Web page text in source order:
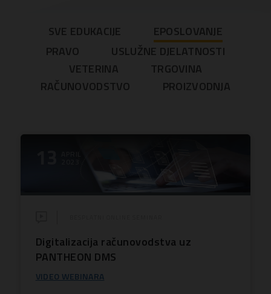
SVE EDUKACIJE
EPOSLOVANJE
PRAVO
USLUŽNE DJELATNOSTI
VETERINA
TRGOVINA
RAČUNOVODSTVO
PROIZVODNJA
Digitalizacija računovodstva uz
PANTHEON DMS
VIDEO WEBINARA